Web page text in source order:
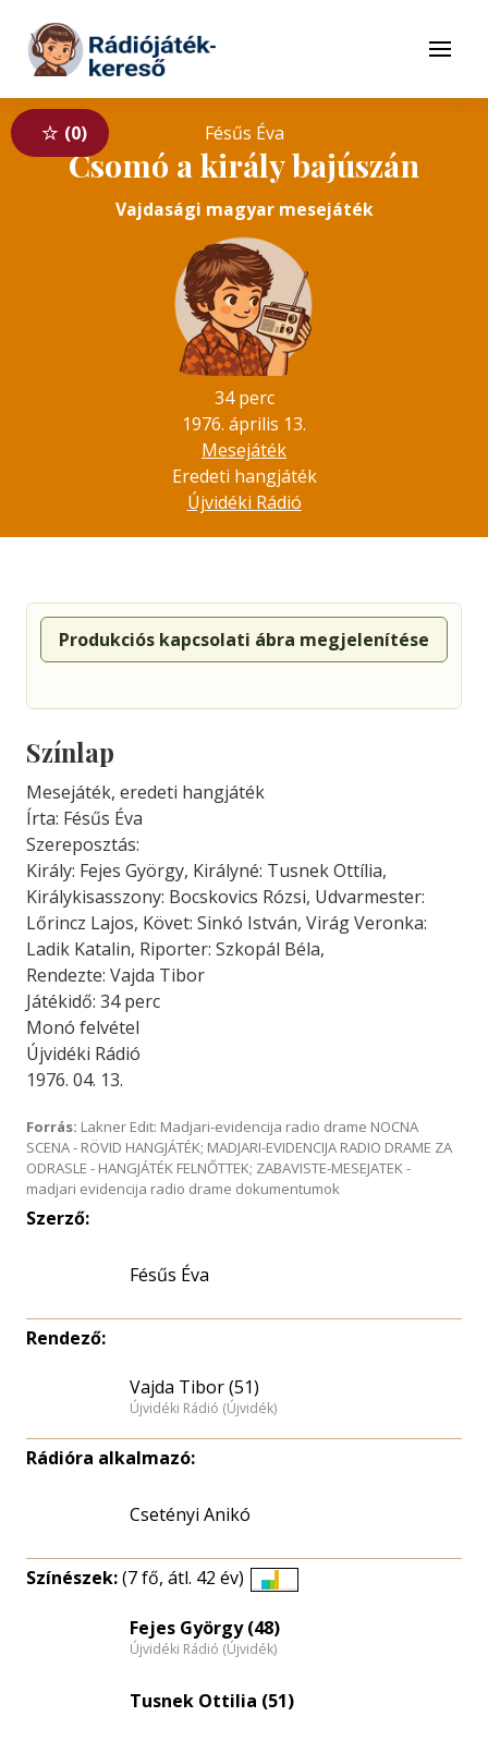
Tovább a tartalomhoz
Menü
0 Fésűs Éva
Csomó a király bajúszán
Vajdasági magyar mesejáték
34 perc
1976. április 13.
Mesejáték
Eredeti hangjáték
Újvidéki Rádió
Produkciós kapcsolati ábra megjelenítése
Színlap
Mesejáték, eredeti hangjáték
Írta: Fésűs Éva
Szereposztás:
Király: Fejes György, Királyné: Tusnek Ottília,
Királykisasszony: Bocskovics Rózsi, Udvarmester:
Lőrincz Lajos, Követ: Sinkó István, Virág Veronka:
Ladik Katalin, Riporter: Szkopál Béla,
Rendezte: Vajda Tibor
Játékidő: 34 perc
Monó felvétel
Újvidéki Rádió
1976. 04. 13.
Forrás: Lakner Edit: Madjari-evidencija radio drame NOCNA
SCENA - RÖVID HANGJÁTÉK; MADJARI-EVIDENCIJA RADIO DRAME ZA
ODRASLE - HANGJÁTÉK FELNŐTTEK; ZABAVISTE-MESEJATEK -
madjari evidencija radio drame dokumentumok
Szerző:
Fésűs Éva
Rendező:
Vajda Tibor (51)
Újvidéki Rádió (Újvidék)
Rádióra alkalmazó:
Csetényi Anikó
Színészek:(7 fő, átl. 42 év)
eloszlás
nagyítása
Fejes György (48)
Újvidéki Rádió (Újvidék)
Tusnek Ottilia (51)